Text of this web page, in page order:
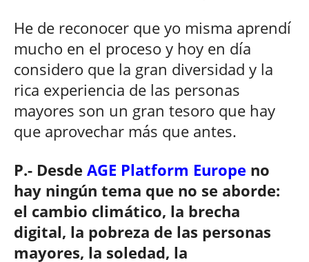
He de reconocer que yo misma aprendí
mucho en el proceso y hoy en día
considero que la gran diversidad y la
rica experiencia de las personas
mayores son un gran tesoro que hay
que aprovechar más que antes.
P.- Desde AGE Platform Europe no
hay ningún tema que no se aborde:
el cambio climático, la brecha
digital, la pobreza de las personas
mayores, la soledad, la